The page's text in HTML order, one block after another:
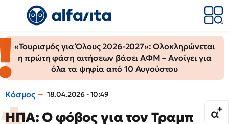
«Τουρισμός για Όλους 2026-2027»: Ολοκληρώνεται
η πρώτη φάση αιτήσεων βάσει ΑΦΜ – Ανοίγει για
όλα τα ψηφία από 10 Αυγούστου
Κόσμος 18.04.2026 - 10:49
ΗΠΑ: Ο φόβος για τον Τραμπ